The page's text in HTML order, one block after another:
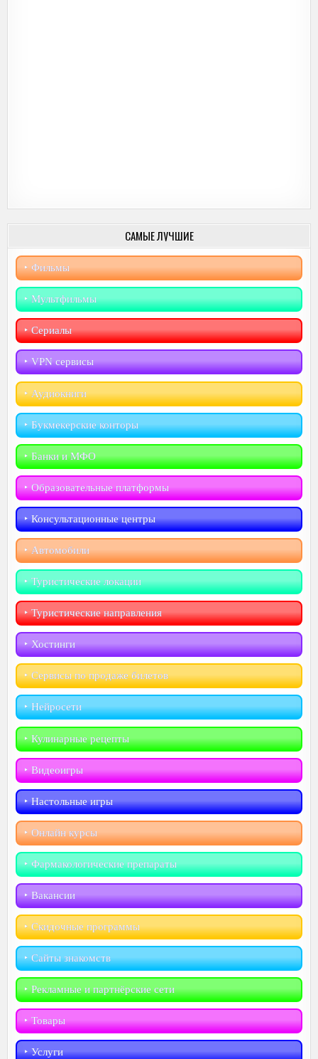
САМЫЕ ЛУЧШИЕ
‣︎ Фильмы
‣︎ Мультфильмы
‣︎ Сериалы
‣︎ VPN сервисы
‣︎ Аудиокниги
‣︎ Букмекерские конторы
‣︎ Банки и МФО
‣︎ Образовательные платформы
‣︎ Консультационные центры
‣︎ Автомобили
‣︎ Туристические локации
‣︎ Туристические направления
‣︎ Хостинги
‣︎ Сервисы по продаже билетов
‣︎ Нейросети
‣︎ Кулинарные рецепты
‣︎ Видеоигры
‣︎ Настольные игры
‣︎ Онлайн курсы
‣︎ Фармакологические препараты
‣︎ Вакансии
‣︎ Скидочные программы
‣︎ Сайты знакомств
‣︎ Рекламные и партнёрские сети
‣︎ Товары
‣︎ Услуги